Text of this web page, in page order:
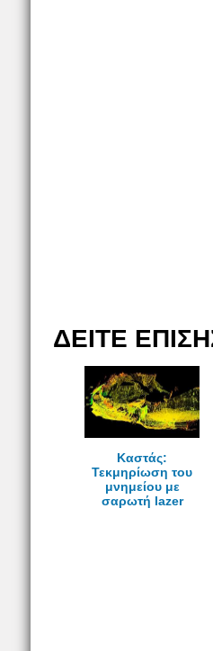
ΔΕΙΤΕ
Καστάς:
Τεκμηρίωση του
μνημείου με
σαρωτή lazer